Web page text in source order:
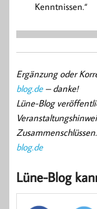
Kenntnissen.“
Ergänzung oder
blog.de– danke!
Lüne-Blog
blog.de
Lüne-Blog